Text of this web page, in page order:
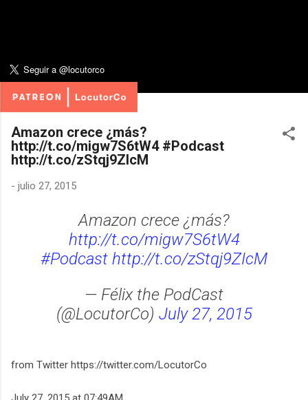
Amazon crece ¿más?
http://t.co/migw7S6tW4 #Podcast
http://t.co/zStqj9ZIcM
- julio 27, 2015
Amazon crece ¿más?
http://t.co/migw7S6tW4
#Podcast http://t.co/zStqj9ZIcM
— Félix the PodCast
(@LocutorCo) July 27, 2015
from Twitter https://twitter.com/LocutorCo